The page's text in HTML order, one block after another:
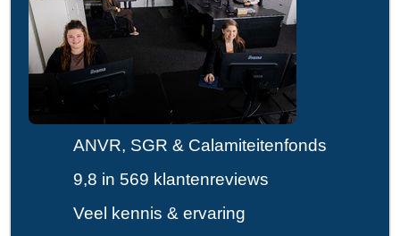
ANVR, SGR & Calamiteitenfonds
9,8 in 569 klantenreviews
Veel kennis & ervaring